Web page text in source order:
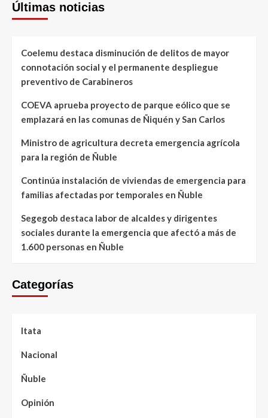
Últimas noticias
Coelemu destaca disminución de delitos de mayor
connotación social y el permanente despliegue
preventivo de Carabineros
COEVA aprueba proyecto de parque eólico que se
emplazará en las comunas de Ñiquén y San Carlos
Ministro de agricultura decreta emergencia agrícola
para la región de Ñuble
Continúa instalación de viviendas de emergencia para
familias afectadas por temporales en Ñuble
Segegob destaca labor de alcaldes y dirigentes
sociales durante la emergencia que afectó a más de
1.600 personas en Ñuble
Categorías
Itata
Nacional
Ñuble
Opinión